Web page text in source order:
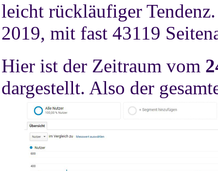
leicht rückläufiger
2019, mit fast 43119
Hier ist der Zeitraum vom
dargestellt. Also der